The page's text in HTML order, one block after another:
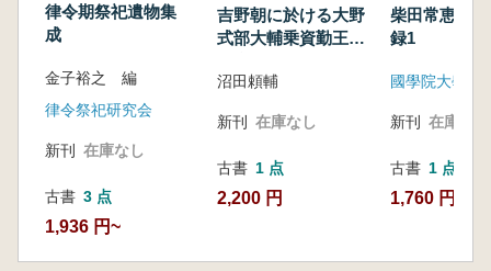
律令期祭祀遺物集
成
金子裕之 編
律令祭祀研究会
新刊 在庫なし
古書 3 点
1,936 円~
吉野朝に於ける大野
式部大輔乗資勤王事
沼田頼輔
新刊 在庫なし
古書 1 点
2,200 円
柴田常恵写
録1
新刊 在庫なし
古書 1 点
1,760 円